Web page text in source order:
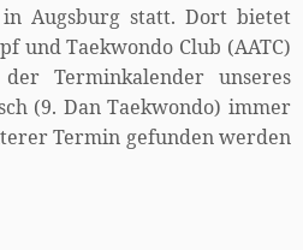
Augsburg statt. Dort bietet
und Taekwondo Club (AATC)
Terminkalender unseres
(9. Dan Taekwondo) immer
Termin gefunden werden